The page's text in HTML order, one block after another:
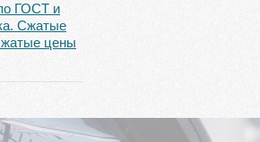
ГОСТ и
Сжатые
цены